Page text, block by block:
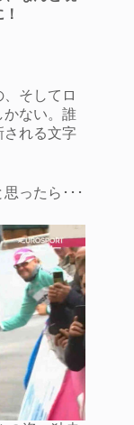
そしてロ
かない。誰
される文字
ったら･･･